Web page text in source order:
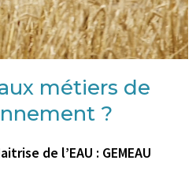
métiers de
?
de l’EAU : GEMEAU